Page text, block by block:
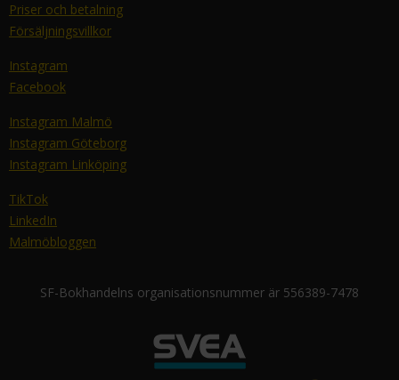
Priser och betalning
Försäljningsvillkor
Instagram
Facebook
Instagram Malmö
Instagram Göteborg
Instagram Linköping
TikTok
LinkedIn
Malmöbloggen
SF-Bokhandelns organisationsnummer är 556389-7478